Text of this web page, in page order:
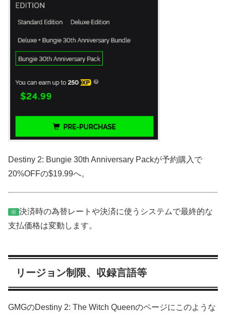
Destiny 2: Bungie 30th Anniversary Packが予約購入で
20%OFFの$19.99へ。
※ 決済時の為替レートや決済に使うシステムで最終的な
支払価格は変動します。
リージョン制限、収録言語等
GMGのDestiny 2: The Witch Queenのページにこのような